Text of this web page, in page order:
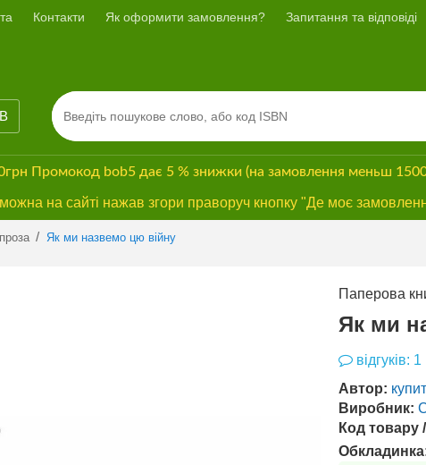
Контакти Як оформити замовлення? Запитання та відповіді
Промокод bob5 дає 5 % знижки (на замовлення меньш
на сайті нажав згори праворуч кнопку "Де моє
/ Як ми назвемо цю війну
Паперова
Як ми
відгуків: 1
Автор:
Виробник:
Код товару